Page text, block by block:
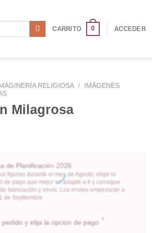
CARRITO 0 ACCEDER
IMAGINERÍA RELIGIOSA /
IMÁGENES
Milagrosa
de Planificación 2026
figuras durante el mes de Agosto, elige la
de pago que mejor se adapte a ti y consigue
fabricación y envío. Los envíos empezarán a
de Septiembre
pedido y elija la opción de pago *